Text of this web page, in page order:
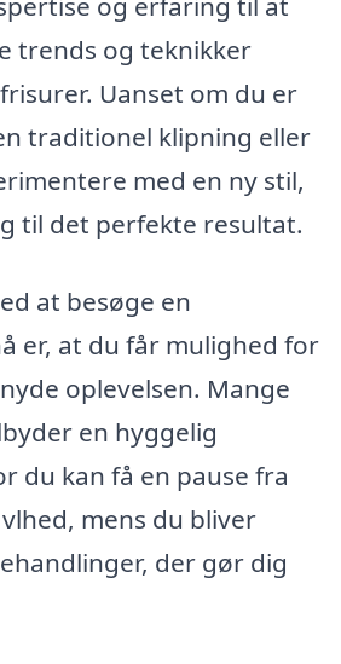
trends og teknikker
Uanset om du er
traditionel klipning eller
med en ny stil,
til det perfekte resultat.
at besøge en
er, at du får mulighed for
oplevelsen. Mange
en hyggelig
du kan få en pause fra
mens du bliver
der gør dig